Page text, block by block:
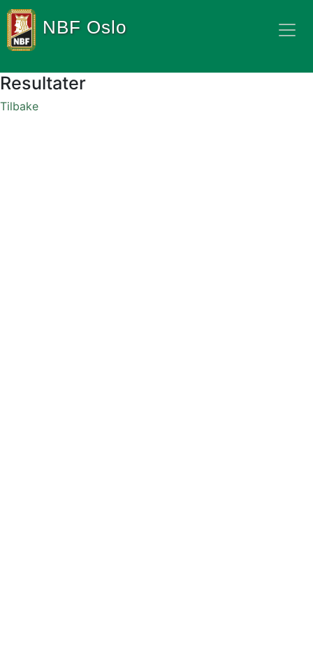
NBF Oslo
Resultater
Tilbake